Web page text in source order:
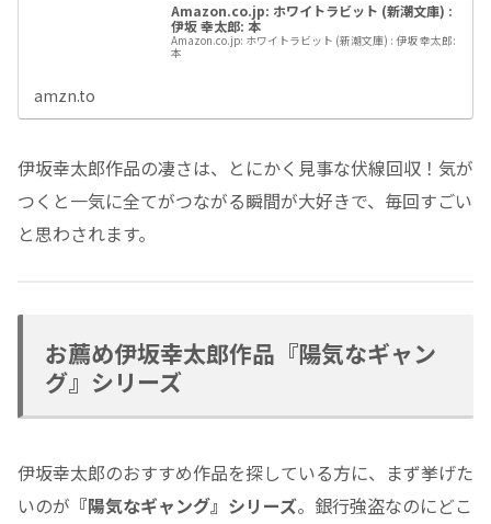
Amazon.co.jp: ホワイトラビット (新潮文庫) :
伊坂 幸太郎: 本
Amazon.co.jp: ホワイトラビット (新潮文庫) : 伊坂 幸太郎:
本
amzn.to
伊坂幸太郎作品の凄さは、とにかく見事な伏線回収！気が
つくと一気に全てがつながる瞬間が大好きで、毎回すごい
と思わされます。
お薦め伊坂幸太郎作品『陽気なギャン
グ』シリーズ
伊坂幸太郎のおすすめ作品を探している方に、まず挙げた
いのが 『陽気なギャング』シリーズ。銀行強盗なのにどこ